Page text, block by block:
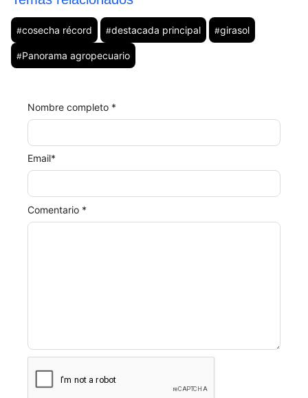
#cosecha récord #destacada principal #girasol
#Panorama agropecuario
Comentario *
Nombre completo *
Email*